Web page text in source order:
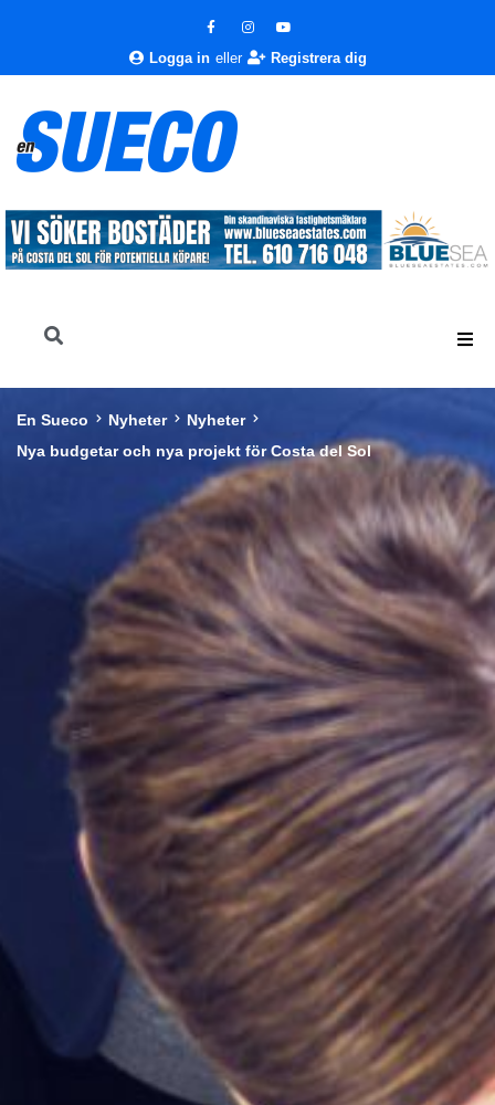
Logga in eller Registrera dig
En Sueco Nyheter
Nyheter
Nya budgetar och nya projekt för Costa del Sol